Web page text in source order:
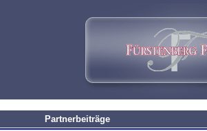
Partnerbeiträge